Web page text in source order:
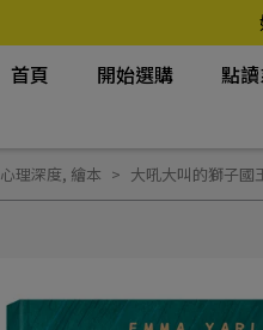
首頁 開始選購 點
心理深度, 繪本 大吼大叫的獅子國